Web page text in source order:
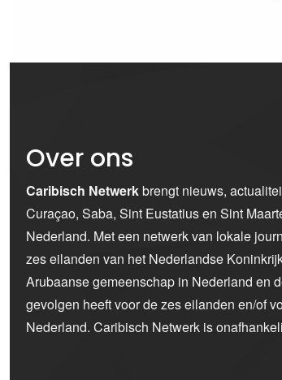
Over ons
Caribisch Netwerkbrengt nieuws,
Curaçao, Saba, Sint Eustatius en Sint
Nederland. Met een netwerk van lokale
zes eilanden van het Nederlandse
Arubaanse gemeenschap in Nederland en
gevolgen heeft voor de zes eilanden en/of
Nederland. Caribisch Netwerk is